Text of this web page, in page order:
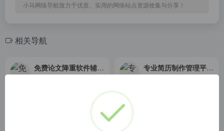
小马网络导航致力于优质、实用的网络站点资源收集与分享！
相关导航
免费论文降重软件辅助人工改重工具
贝影论文修改助手是首个免费智能在线论文去重网站！绿色安全无需破解版手机app，是目前最好用的免费论文降重神器！快速降低论文重复率，堪比论文人工降重服务,让文章自动降重变得更简单更有效，ai机器降重让您轻松通过知网查重检测系统！
专业简历制作管理平台【英才简历网】
英才简历：专业的在线简历制作管理平台，专业简历模板一键应用，15分钟快速制作简历。
FreeCheck免费查重官网